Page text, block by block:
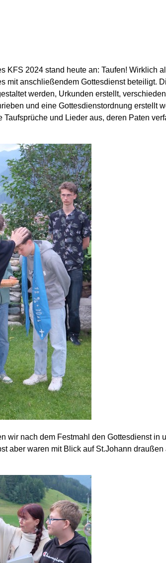
KFS 2024 stand heute an: Taufen! Wirklich
mit anschließendem Gottesdienst beteiligt.
werden, Urkunden erstellt,
und eine Gottesdienstordnung erstellt
und Lieder aus, deren Paten
wir nach dem Festmahl den Gottesdienst in
aber waren mit Blick auf St.Johann draußen